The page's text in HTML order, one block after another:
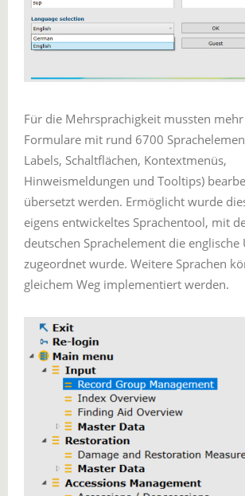
Für die Mehrsprachigkeit mussten
Formulare mit rund 6700
Labels, Schaltflächen, Kontextmenüs,
Hinweismeldungen und Tooltips)
übersetzt werden. Ermöglicht wurde
eigens entwickeltes Sprachentool, mit
deutschen Sprachelement die englische
zugeordnet wurde. Weitere Sprachen
gleichem Weg implementiert werden.